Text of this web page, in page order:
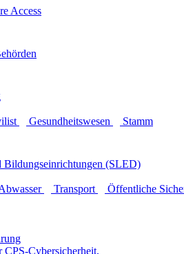
Access
Gesundheitswesen Stamm
Bildungseinrichtungen (SLED)
Transport Öffentliche
Cybersicherheit.